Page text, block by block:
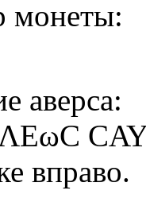
монеты:
аверса:
вправо.